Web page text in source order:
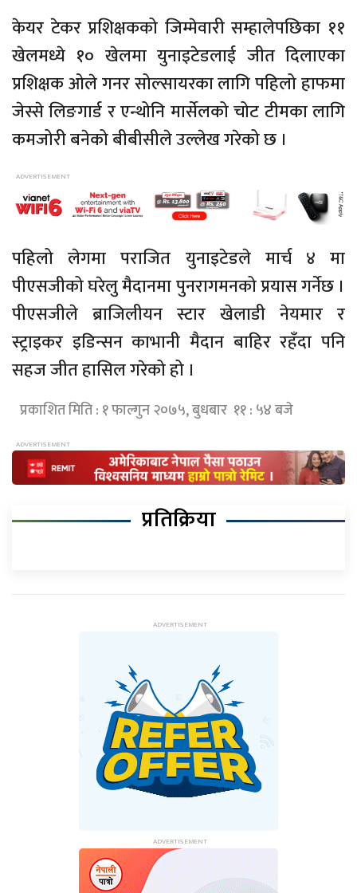
केयर टेकर प्रशिक्षकको जिम्मेवारी सम्हालेपछिका ११
खेलमध्ये १० खेलमा युनाइटेडलाई जीत दिलाएका
प्रशिक्षक ओले गनर सोल्सायरका लागि पहिलो हाफमा
जेस्से लिङगार्ड र एन्थोनि मार्सेलको चोट टीमका लागि
कमजोरी बनेको बीबीसीले उल्लेख गरेको छ ।
पहिलो लेगमा पराजित युनाइटेडले मार्च ४ मा
पीएसजीको घरेलु मैदानमा पुनरागमनको प्रयास गर्नेछ ।
पीएसजीले ब्राजिलीयन स्टार खेलाडी नेयमार र
स्ट्राइकर इडिन्सन काभानी मैदान बाहिर रहँदा पनि
सहज जीत हासिल गरेको हो ।
प्रकाशित मिति : १ फाल्गुन २०७५, बुधबार ११ : ५४ बजे
प्रतिक्रिया